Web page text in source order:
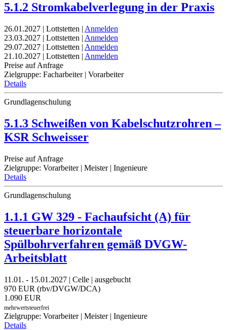
5.1.2 Stromkabelverlegung in der Praxis
26.01.2027 | Lottstetten | Anmelden
23.03.2027 | Lottstetten | Anmelden
29.07.2027 | Lottstetten | Anmelden
21.10.2027 | Lottstetten | Anmelden
Preise auf Anfrage
Zielgruppe: Facharbeiter | Vorarbeiter
Details
Grundlagenschulung
5.1.3 Schweißen von Kabelschutzrohren –
KSR Schweisser
Preise auf Anfrage
Zielgruppe: Vorarbeiter | Meister | Ingenieure
Details
Grundlagenschulung
1.1.1 GW 329 - Fachaufsicht (A) für
steuerbare horizontale
Spülbohrverfahren gemäß DVGW-
Arbeitsblatt
11.01. - 15.01.2027 | Celle | ausgebucht
970 EUR (rbv/DVGW/DCA)
1.090 EUR
mehrwertsteuerfrei
Zielgruppe: Vorarbeiter | Meister | Ingenieure
Details